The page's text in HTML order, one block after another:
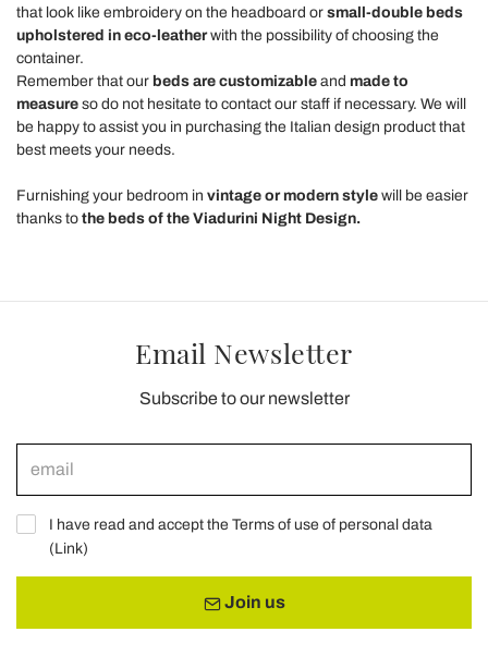
that look like embroidery on the headboard or small-double beds
upholstered in eco-leatherwith the possibility of choosing the
container.
Remember that our beds are customizable and made to
measure so do not hesitate to contact our staff if necessary. We will
be happy to assist you in purchasing the Italian design product that
best meets your needs.
Furnishing your bedroom in vintage or modern style will be easier
thanks to the beds of the Viadurini Night Design.
Email Newsletter
Subscribe to our newsletter
I have read and accept the Terms of use of personal data
(Link)
Join us